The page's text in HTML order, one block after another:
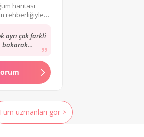
haritası
rehberliğiyle
ayrı çok farkli
bakarak
Tüm uzmanları gör >